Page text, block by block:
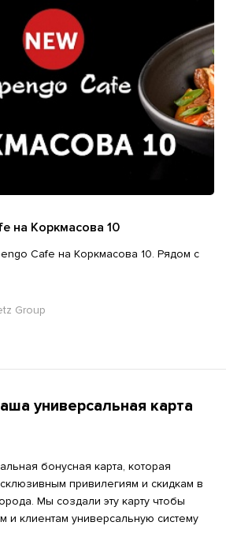
на Коркмасова 10
Cafe на Коркмасова 10. Рядом с
Group
универсальная карта
бонусная карта, которая
привилегиям и скидкам в
Мы создали эту карту чтобы
и клиентам универсальную систему